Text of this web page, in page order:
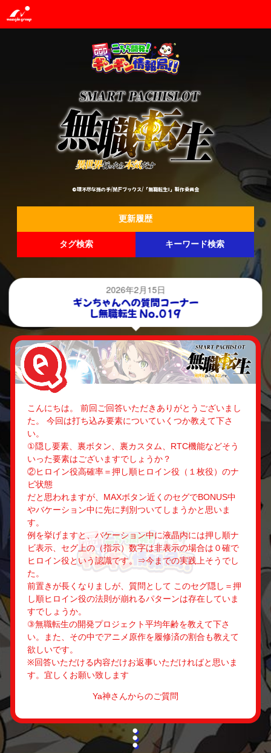
©理不尽な孫の手/MFブックス/「無職転生Ⅱ」製作委員会
更新履歴
タグ検索 キーワード検索
2026年2月15日
ギンちゃんへの質問コーナー
L無職転生 No.019
こんにちは。 前回ご回答いただきありがとうございまし
た。 今回は打ち込み要素についていくつか教えて下さ
い。
①隠し要素、裏ボタン、裏カスタム、RTC機能などそう
いった要素はございますでしょうか？
②ヒロイン役高確率＝押し順ヒロイン役（１枚役）のナ
ビ状態
だと思われますが、MAXボタン近くのセグでBONUS中
やバケーション中に先に判別ついてしまうかと思いま
す。
例を挙げますと、バケーション中に液晶内には押し順ナ
ビ表示、セグ上の（指示）数字は非表示の場合は０確で
ヒロイン役という認識です。⇒今までの実践上そうでし
た。
前置きが長くなりましが、質問として このセグ隠し＝押
し順ヒロイン役の法則が崩れるパターンは存在していま
すでしょうか。
③無職転生の開発プロジェクト平均年齢を教えて下さ
い。また、その中でアニメ原作を履修済の割合も教えて
欲しいです。
※回答いただける内容だけお返事いただければと思いま
す。宜しくお願い致します
Ya神さんからのご質問